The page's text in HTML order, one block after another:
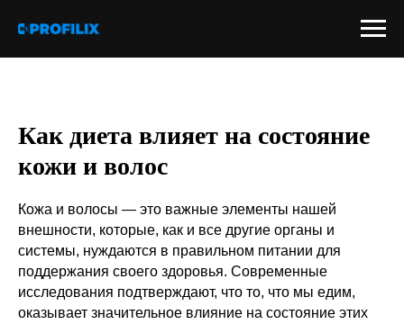
Как диета влияет на состояние
кожи и волос
Кожа и волосы — это важные элементы нашей
внешности, которые, как и все другие органы и
системы, нуждаются в правильном питании для
поддержания своего здоровья. Современные
исследования подтверждают, что то, что мы едим,
оказывает значительное влияние на состояние этих